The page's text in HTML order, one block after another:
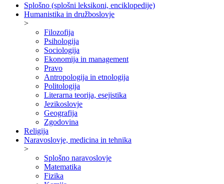
Splošno (splošni leksikoni, enciklopedije)
Humanistika in družboslovje
>
Filozofija
Psihologija
Sociologija
Ekonomija in management
Pravo
Antropologija in etnologija
Politologija
Literarna teorija, esejistika
Jezikoslovje
Geografija
Zgodovina
Religija
Naravoslovje, medicina in tehnika
>
Splošno naravoslovje
Matematika
Fizika